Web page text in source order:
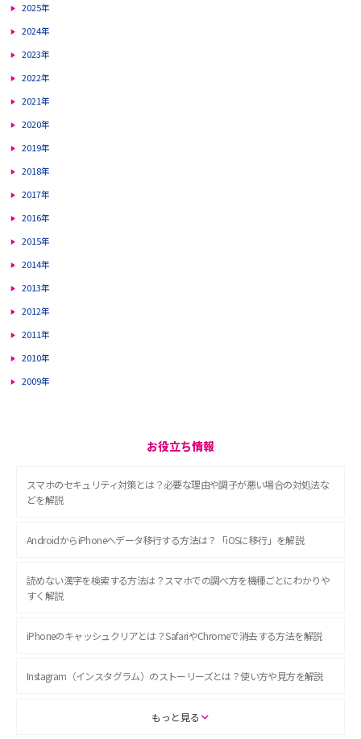
2025年
2024年
2023年
2022年
2021年
2020年
2019年
2018年
2017年
2016年
2015年
2014年
2013年
2012年
2011年
2010年
2009年
お役立ち情報
スマホのセキュリティ対策とは？必要な理由や調子が悪い場合の対処法な
どを解説
AndroidからiPhoneへデータ移行する方法は？「iOSに移行」を解説
読めない漢字を検索する方法は？スマホでの調べ方を機種ごとにわかりや
すく解説
iPhoneのキャッシュクリアとは？SafariやChromeで消去する方法を解説
Instagram（インスタグラム）のストーリーズとは？使い方や見方を解説
ASMRとは？初心者向けの代表ジャンルや楽しみ方を解説
もっと見る